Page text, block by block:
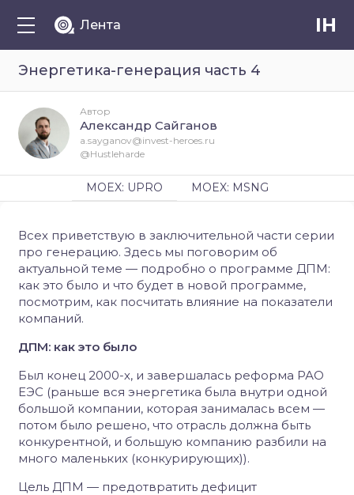
Лента IH
Энергетика-генерация часть 4
Всех приветствую в заключительной части серии
про генерацию. Здесь мы поговорим об
актуальной теме — подробно о программе ДПМ:
как это было и что будет в новой программе,
посмотрим, как посчитать влияние на показатели
компаний.
ДПМ: как это было
Был конец 2000-х, и завершалась реформа РАО
ЕЭС (раньше вся энергетика была внутри одной
большой компании, которая занималась всем —
потом было решено, что отрасль должна быть
конкурентной, и большую компанию разбили на
много маленьких (конкурирующих)).
Цель ДПМ — предотвратить дефицит
Автор
Александр Сайганов
a.sayganov@invest-heroes.ru
@Hustleharde
MOEX: UPRO MOEX: MSNG